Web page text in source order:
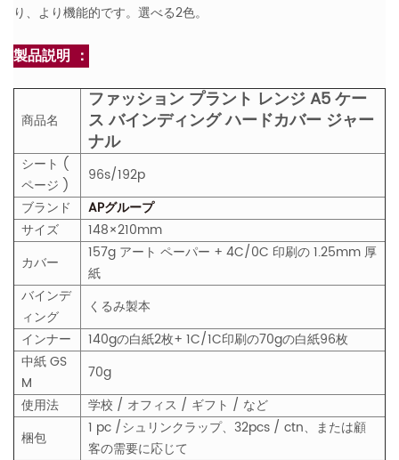
り、より機能的です。選べる2色。
製品説明 ：
商品名
ファッション プラント レンジ A5 ケー
ス バインディング ハードカバー ジャー
ナル
シート (
ページ )
96s/192p
ブランド
APグループ
サイズ
148×210mm
カバー
157g アート ペーパー + 4C/0C 印刷の 1.25mm 厚
紙
バインデ
ィング
くるみ製本
インナー
140gの白紙2枚+ 1C/1C印刷の70gの白紙96枚
中紙GS
M
70g
使用法
学校 / オフィス / ギフト / など
梱包
1 pc /シュリンクラップ、32pcs / ctn、または顧
客の需要に応じて